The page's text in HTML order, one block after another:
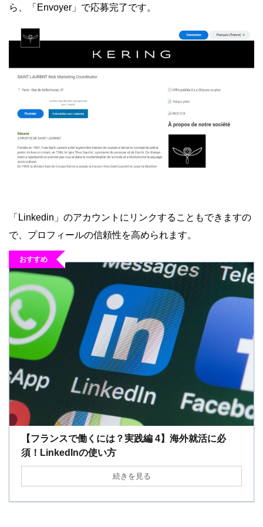
ら、「Envoyer」で応募完了です。
「Linkedin」のアカウントにリンクすることもできますの
で、プロフィールの信頼性を高められます。
おすすめ
【フランスで働くには？実践編 4】海外就活に必
須！LinkedInの使い方
続きを見る